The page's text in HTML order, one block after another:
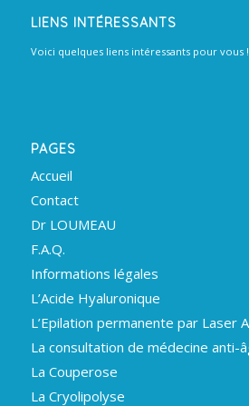
LIENS INTÉRESSANTS
Voici quelques liens intéressants pour vous
PAGES
Accueil
Contact
Dr LOUMEAU
F.A.Q.
Informations légales
L’Acide Hyaluronique
L’Epilation permanente par Laser
La consultation de médecine anti-
La Couperose
La Cryolipolyse